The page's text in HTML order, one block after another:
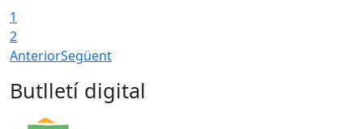
1
2
AnteriorSegüent
Butlletí digital